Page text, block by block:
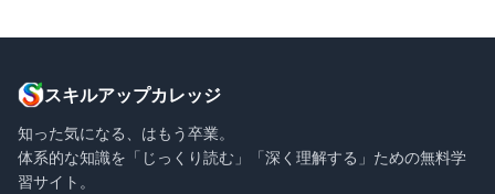
スキルアップカレッジ
知った気になる、はもう卒業。
体系的な知識を「じっくり読む」「深く理解する」ための無料学
習サイト。